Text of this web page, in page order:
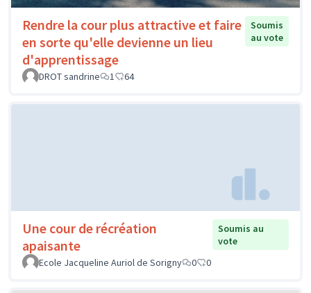
Rendre la cour plus attractive et faire
en sorte qu'elle devienne un lieu
d'apprentissage
Soumis
au vote
DROT sandrine 1 64
Une cour de récréation
apaisante
Soumis au
vote
Ecole Jacqueline Auriol de Sorigny
0 0